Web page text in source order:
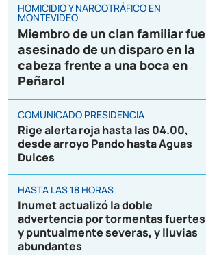
HOMICIDIO Y NARCOTRÁFICO EN
MONTEVIDEO
Miembro de un clan familiar fue
asesinado de un disparo en la
cabeza frente a una boca en
Peñarol
COMUNICADO PRESIDENCIA
Rige alerta roja hasta las 04.00,
desde arroyo Pando hasta Aguas
Dulces
HASTA LAS 18 HORAS
Inumet actualizó la doble
advertencia por tormentas fuertes
y puntualmente severas, y lluvias
abundantes